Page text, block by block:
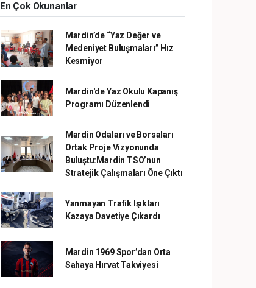
En Çok Okunanlar
Mardin’de “Yaz Değer ve
Medeniyet Buluşmaları” Hız
Kesmiyor
Mardin'de Yaz Okulu Kapanış
Programı Düzenlendi
Mardin Odaları ve Borsaları
Ortak Proje Vizyonunda
Buluştu:Mardin TSO’nun
Stratejik Çalışmaları Öne Çıktı
Yanmayan Trafik Işıkları
Kazaya Davetiye Çıkardı
Mardin 1969 Spor’dan Orta
Sahaya Hırvat Takviyesi